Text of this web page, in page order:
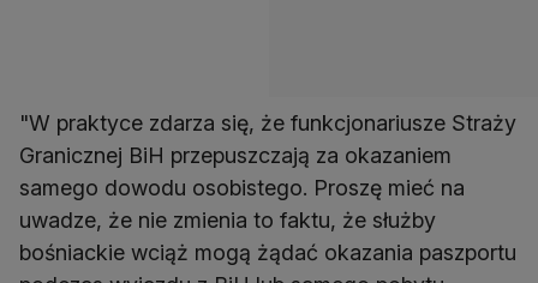
"W praktyce zdarza się, że funkcjonariusze Straży
Granicznej BiH przepuszczają za okazaniem
samego dowodu osobistego. Proszę mieć na
uwadze, że nie zmienia to faktu, że służby
bośniackie wciąż mogą żądać okazania paszportu